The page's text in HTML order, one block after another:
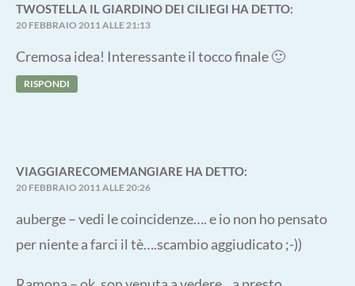
TWOSTELLA IL GIARDINO DEI CILIEGI HA DETTO:
20 FEBBRAIO 2011 ALLE 21:13
Cremosa idea! Interessante il tocco finale 🙂
RISPONDI
VIAGGIARECOMEMANGIARE HA DETTO:
20 FEBBRAIO 2011 ALLE 20:26
auberge – vedi le coincidenze…. e io non ho pensato
per niente a farci il tè….scambio aggiudicato ;-))